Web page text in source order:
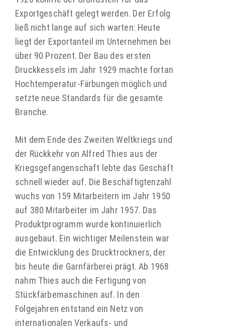
Exportgeschäft gelegt werden. Der Erfolg
ließ nicht lange auf sich warten: Heute
liegt der Exportanteil im Unternehmen bei
über 90 Prozent. Der Bau des ersten
Druckkessels im Jahr 1929 machte fortan
Hochtemperatur-Färbungen möglich und
setzte neue Standards für die gesamte
Branche.
Mit dem Ende des Zweiten Weltkriegs und
der Rückkehr von Alfred Thies aus der
Kriegsgefangenschaft lebte das Geschäft
schnell wieder auf. Die Beschäftigtenzahl
wuchs von 159 Mitarbeitern im Jahr 1950
auf 380 Mitarbeiter im Jahr 1957. Das
Produktprogramm wurde kontinuierlich
ausgebaut. Ein wichtiger Meilenstein war
die Entwicklung des Drucktrockners, der
bis heute die Garnfärberei prägt. Ab 1968
nahm Thies auch die Fertigung von
Stückfärbemaschinen auf. In den
Folgejahren entstand ein Netz von
internationalen Verkaufs- und